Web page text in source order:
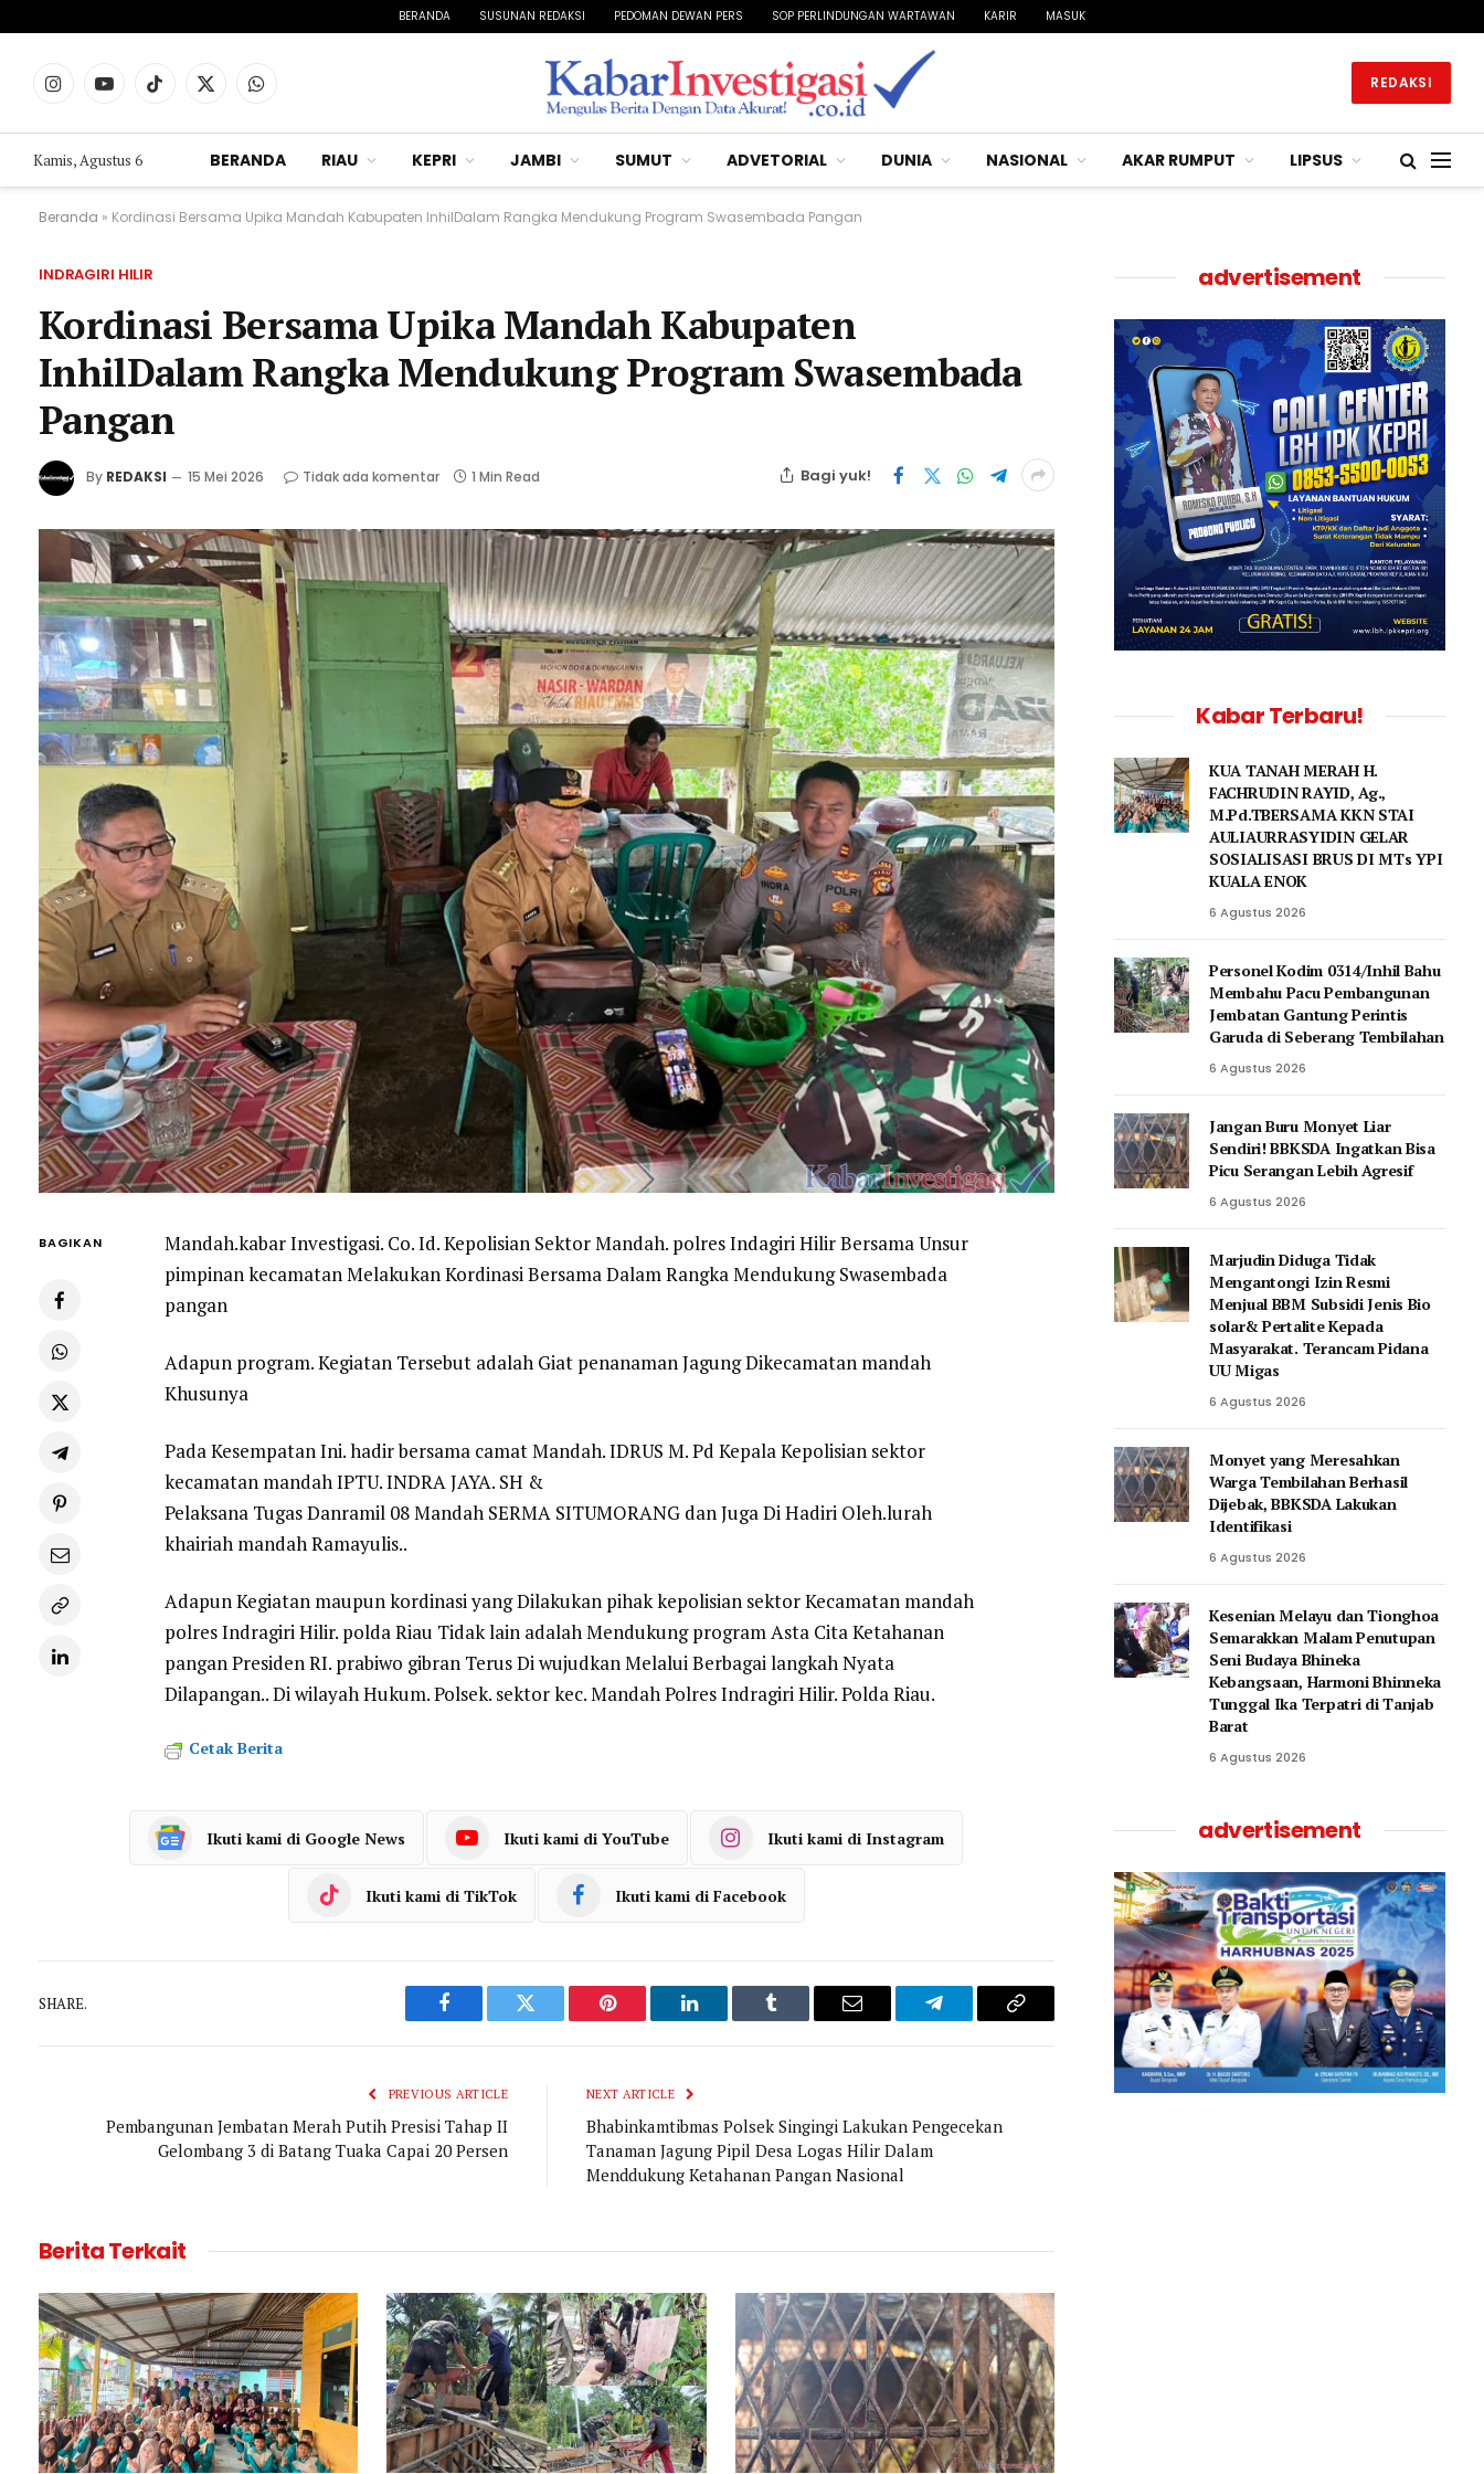
BERANDA SUSUNAN REDAKSI PEDOMAN DEWAN PERS SOP PERLINDUNGAN WARTAWAN KARIR MASUK
InstagramYouTubeTikTokX
WhatsApp REDAKSI
Kamis, Agustus 6 BERANDA RIAU KEPRI JAMBI SUMUT ADVETORIAL DUNIA NASIONAL AKAR RUMPUT LIPSUS
Beranda » Kordinasi Bersama Upika Mandah Kabupaten InhilDalam Rangka Mendukung Program Swasembada Pangan
INDRAGIRI HILIR
Kordinasi Bersama Upika Mandah Kabupaten
InhilDalam Rangka Mendukung Program Swasembada
Pangan
By REDAKSI 15 Mei 2026 Tidak ada komentar 1 Min Read Bagi yuk!
BAGIKAN
Mandah.kabar Investigasi. Co. Id. Kepolisian Sektor Mandah. polres Indagiri Hilir Bersama Unsur
pimpinan kecamatan Melakukan Kordinasi Bersama Dalam Rangka Mendukung Swasembada
pangan
Adapun program. Kegiatan Tersebut adalah Giat penanaman Jagung Dikecamatan mandah
Khusunya
Pada Kesempatan Ini. hadir bersama camat Mandah. IDRUS M. Pd Kepala Kepolisian sektor
kecamatan mandah IPTU. INDRA JAYA. SH &
Pelaksana Tugas Danramil 08 Mandah SERMA SITUMORANG dan Juga Di Hadiri Oleh.lurah
khairiah mandah Ramayulis..
Adapun Kegiatan maupun kordinasi yang Dilakukan pihak kepolisian sektor Kecamatan mandah
polres Indragiri Hilir. polda Riau Tidak lain adalah Mendukung program Asta Cita Ketahanan
pangan Presiden RI. prabiwo gibran Terus Di wujudkan Melalui Berbagai langkah Nyata
Dilapangan.. Di wilayah Hukum. Polsek. sektor kec. Mandah Polres Indragiri Hilir. Polda Riau.
Cetak Berita
Ikuti kami di Google News Ikuti kami di YouTube Ikuti kami di Instagram
Ikuti kami di TikTok Ikuti kami di Facebook
SHARE.
Facebook Twitter Pinterest LinkedIn Tumblr Email Telegram Copy
PREVIOUS ARTICLE
Pembangunan Jembatan Merah Putih Presisi Tahap II
Gelombang 3 di Batang Tuaka Capai 20 Persen
NEXT ARTICLE
Bhabinkamtibmas Polsek Singingi Lakukan Pengecekan
Tanaman Jagung Pipil Desa Logas Hilir Dalam
Menddukung Ketahanan Pangan Nasional
Berita Terkait
advertisement
Kabar Terbaru!
KUA TANAH MERAH H.
FACHRUDIN RAYID, Ag.,
M.Pd.TBERSAMA KKN STAI
AULIAURRASYIDIN GELAR
SOSIALISASI BRUS DI MTs YPI
KUALA ENOK
6 Agustus 2026
Personel Kodim 0314/Inhil Bahu
Membahu Pacu Pembangunan
Jembatan Gantung Perintis
Garuda di Seberang Tembilahan
6 Agustus 2026
Jangan Buru Monyet Liar
Sendiri! BBKSDA Ingatkan Bisa
Picu Serangan Lebih Agresif
6 Agustus 2026
Marjudin Diduga Tidak
Mengantongi Izin Resmi
Menjual BBM Subsidi Jenis Bio
solar& Pertalite Kepada
Masyarakat. Terancam Pidana
UU Migas
6 Agustus 2026
Monyet yang Meresahkan
Warga Tembilahan Berhasil
Dijebak, BBKSDA Lakukan
Identifikasi
6 Agustus 2026
Kesenian Melayu dan Tionghoa
Semarakkan Malam Penutupan
Seni Budaya Bhineka
Kebangsaan, Harmoni Bhinneka
Tunggal Ika Terpatri di Tanjab
Barat
6 Agustus 2026
advertisement